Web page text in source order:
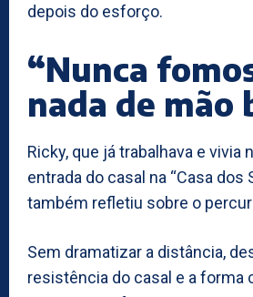
depois do esforço.
“Nunca
nada de mão
Ricky, que já trabalhava e vivia
entrada do casal na “Casa dos
também refletiu sobre o
Sem dramatizar a distância,
resistência do casal e a forma